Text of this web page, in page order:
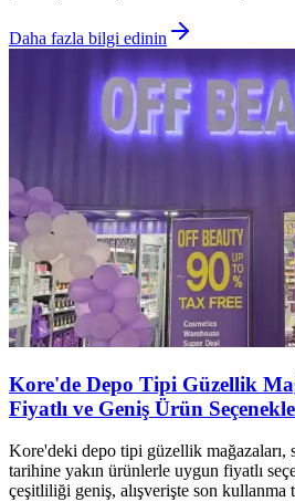
Daha fazla bilgi edinin
Kore'de Depo Tipi Güzellik
Fiyatlı ve Geniş Ürün
Kore'deki depo tipi güzellik mağazaları,
tarihine yakın ürünlerle uygun fiyatlı
çeşitliliği geniş, alışverişte son